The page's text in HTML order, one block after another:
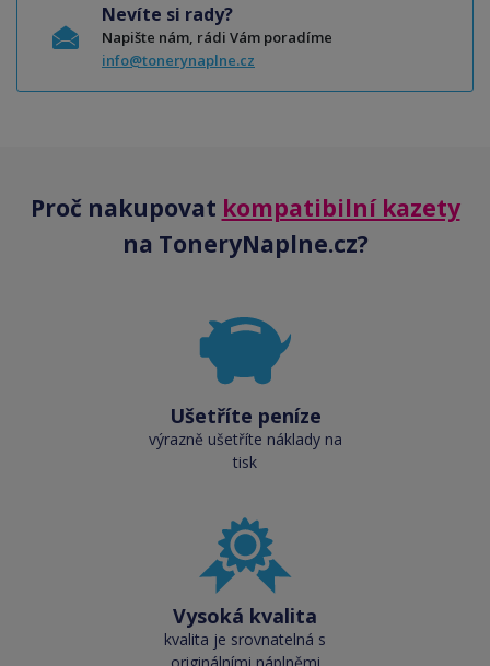
Nevíte si rady?
Napište nám, rádi Vám poradíme
info@tonerynaplne.cz
Proč nakupovat kompatibilní kazety
na ToneryNaplne.cz?
Ušetříte peníze
výrazně ušetříte náklady na
tisk
Vysoká kvalita
kvalita je srovnatelná s